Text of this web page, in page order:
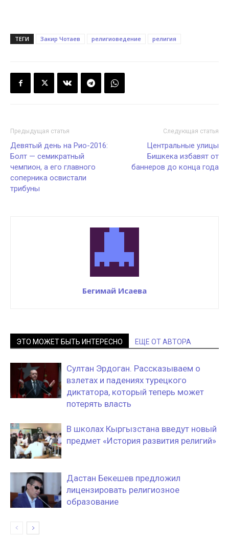
ТЕГИ Закир Чотаев религиоведение религия
Предыдущая статья
Девятый день на Рио-2016:
Болт — семикратный
чемпион, а его главного
соперника освистали
трибуны
Следующая статья
Центральные улицы
Бишкека избавят от
баннеров до конца года
Бегимай Исаева
ЭТО МОЖЕТ БЫТЬ ИНТЕРЕСНО ЕЩЕ ОТ АВТОРА
Султан Эрдоган. Рассказываем о
взлетах и падениях турецкого
диктатора, который теперь может
потерять власть
В школах Кыргызстана введут новый
предмет «История развития религий»
Дастан Бекешев предложил
лицензировать религиозное
образование